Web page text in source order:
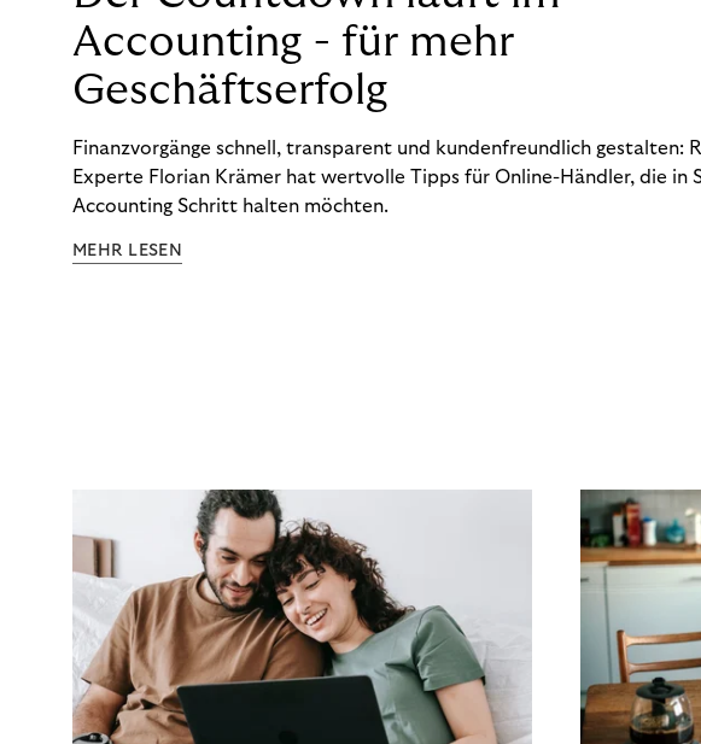
Accounting - für mehr
Geschäftserfolg
Finanzvorgänge schnell, transparent und kundenfreundlich gestalten:
Experte Florian Krämer hat wertvolle Tipps für Online-Händler, die in
Accounting Schritt halten möchten.
MEHR LESEN